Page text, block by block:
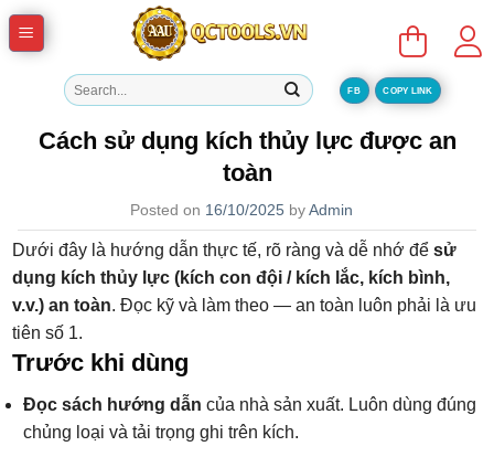
Skip
Tìm
kiếm:
FB COPY LINK
Cách sử dụng kích thủy lực được an
toàn
Posted on 16/10/2025 byAdmin
Dưới đây là hướng dẫn thực tế, rõ ràng và dễ nhớ để sử
dụng kích thủy lực (kích con đội / kích lắc, kích bình,
v.v.) an toàn. Đọc kỹ và làm theo — an toàn luôn phải là ưu
tiên số 1.
Trước khi dùng
Đọc sách hướng dẫn của nhà sản xuất. Luôn dùng đúng
chủng loại và tải trọng ghi trên kích.